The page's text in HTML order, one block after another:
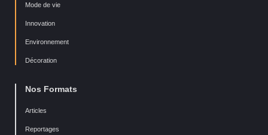
Mode de vie
Innovation
Environnement
Décoration
Nos Formats
Articles
Reportages